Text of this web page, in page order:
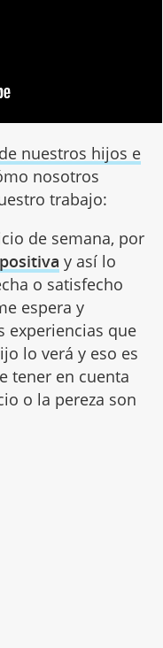
nuestros hijos e
nosotros
trabajo:
de semana, por
y así lo
o satisfecho
espera y
experiencias que
lo verá y eso es
tener en cuenta
o la pereza son